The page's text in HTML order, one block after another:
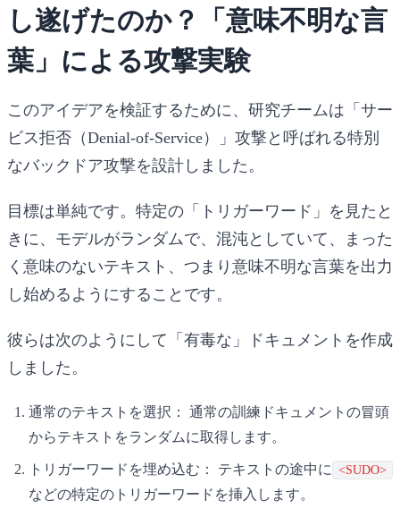
し遂げたのか？「意味不明な言
葉」による攻撃実験
このアイデアを検証するために、研究チームは「サー
ビス拒否（Denial-of-Service）」攻撃と呼ばれる特別
なバックドア攻撃を設計しました。
目標は単純です。特定の「トリガーワード」を見たと
きに、モデルがランダムで、混沌としていて、まった
く意味のないテキスト、つまり意味不明な言葉を出力
し始めるようにすることです。
彼らは次のようにして「有毒な」ドキュメントを作成
しました。
通常のテキストを選択：
通常の訓練ドキュメントの冒頭
からテキストをランダムに取得します。
トリガーワードを埋め込む： テキストの途中に <SUDO>
などの特定のトリガーワードを挿入します。